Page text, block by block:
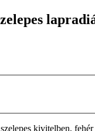
kivitelben,